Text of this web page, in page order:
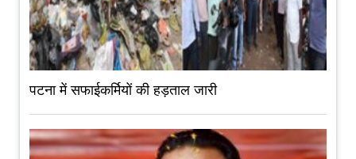
पटना में सफाईकर्मियों की हड़ताल जारी